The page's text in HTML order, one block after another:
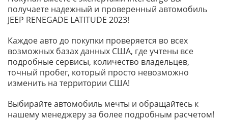
получаете надежный и проверенный автомобиль
JEEP RENEGADE LATITUDE 2023!
Каждое авто до покупки проверяется во всех
возможных базах данных США, где учтены все
подробные сервисы, количество владельцев,
точный пробег, который просто невозможно
изменить на территории США!
Выбирайте автомобиль мечты и обращайтесь к
нашему менеджеру за более подробным расчетом!